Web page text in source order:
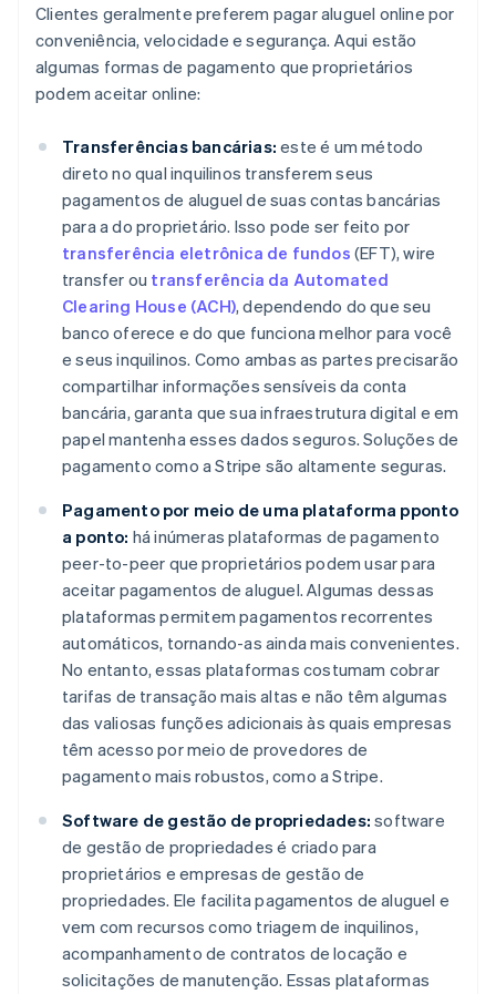
Clientes geralmente preferem pagar aluguel online por
conveniência, velocidade e segurança. Aqui estão
algumas formas de pagamento que proprietários
podem aceitar online:
Transferências bancárias: este é um método
direto no qual inquilinos transferem seus
pagamentos de aluguel de suas contas bancárias
para a do proprietário. Isso pode ser feito por
transferência eletrônica de fundos (EFT), wire
transfer ou transferência da Automated
Clearing House (ACH), dependendo do que seu
banco oferece e do que funciona melhor para você
e seus inquilinos. Como ambas as partes precisarão
compartilhar informações sensíveis da conta
bancária, garanta que sua infraestrutura digital e em
papel mantenha esses dados seguros. Soluções de
pagamento como a Stripe são altamente seguras.
Pagamento por meio de uma plataforma pponto
a ponto: há inúmeras plataformas de pagamento
peer-to-peer que proprietários podem usar para
aceitar pagamentos de aluguel. Algumas dessas
plataformas permitem pagamentos recorrentes
automáticos, tornando-as ainda mais convenientes.
No entanto, essas plataformas costumam cobrar
tarifas de transação mais altas e não têm algumas
das valiosas funções adicionais às quais empresas
têm acesso por meio de provedores de
pagamento mais robustos, como a Stripe.
Software de gestão de propriedades: software
de gestão de propriedades é criado para
proprietários e empresas de gestão de
propriedades. Ele facilita pagamentos de aluguel e
vem com recursos como triagem de inquilinos,
acompanhamento de contratos de locação e
solicitações de manutenção. Essas plataformas